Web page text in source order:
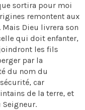
sortira pour moi
remontent aux
Dieu livrera son
qui doit enfanter,
les fils
par la
du nom du
car
de la terre, et
Seigneur.